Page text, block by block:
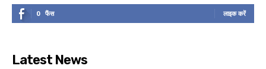
0 फैंस लाइक करें
Latest News